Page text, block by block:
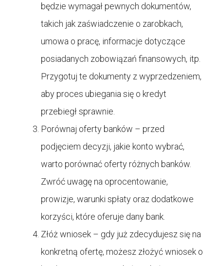
będzie wymagał pewnych dokumentów,
takich jak zaświadczenie o zarobkach,
umowa o pracę, informacje dotyczące
posiadanych zobowiązań finansowych, itp.
Przygotuj te dokumenty z wyprzedzeniem,
aby proces ubiegania się o kredyt
przebiegł sprawnie.
Porównaj oferty banków – przed
podjęciem decyzji, jakie konto wybrać,
warto porównać oferty różnych banków.
Zwróć uwagę na oprocentowanie,
prowizje, warunki spłaty oraz dodatkowe
korzyści, które oferuje dany bank.
Złóż wniosek – gdy już zdecydujesz się na
konkretną ofertę, możesz złożyć wniosek o